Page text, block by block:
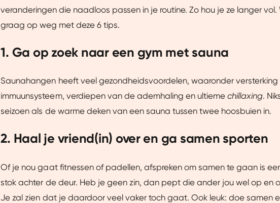
veranderingen die naadloos passen in je routine. Zo hou je ze langer
graag op weg met deze 6 tips.
1. Ga op zoek naar een gym met sauna
Saunahangen heeft veel gezondheidsvoordelen, waaronder
immuunsysteem, verdiepen van de ademhaling en ultiemechillaxing.
seizoen als de warme deken van een sauna tussen twee hoosbuien in.
2. Haal je vriend(in) over en ga samen sporten
Of je nou gaat fitnessen of padellen, afspreken om samen te gaan is
stok achter de deur. Heb je geen zin, dan pept die ander jou wel op en
Je zal zien dat je daardoor veel vaker toch gaat. Ook leuk: doe samen